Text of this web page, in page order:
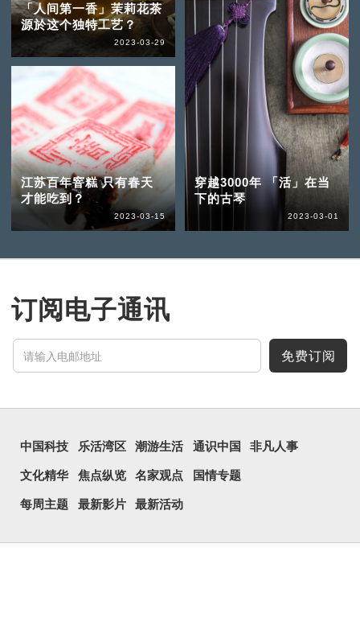
「人间第一香」茉莉花茶
源於这个独特工艺？
2023-03-29
江苏百年窨糕 只有春天
才能吃到？
2023-03-15
穿越3000年 「活」在当
下的古琴
2023-03-01
订阅电子通讯
免费订阅
中国科技 乐活湾区 潮游生活 通识中国 非凡人事
文化精华 焦点纵览 名家观点 国情专题
每周主题 最新影片 最新活动